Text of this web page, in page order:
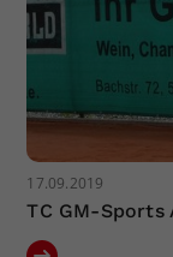
17.09.2019
TC GM-Sports